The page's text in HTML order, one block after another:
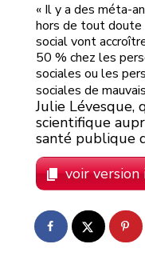
Il y a des méta-
hors de tout
social vont
50 % chez les
sociales ou les
sociales de
Julie Lévesque,
scientifique
santé publique
voir